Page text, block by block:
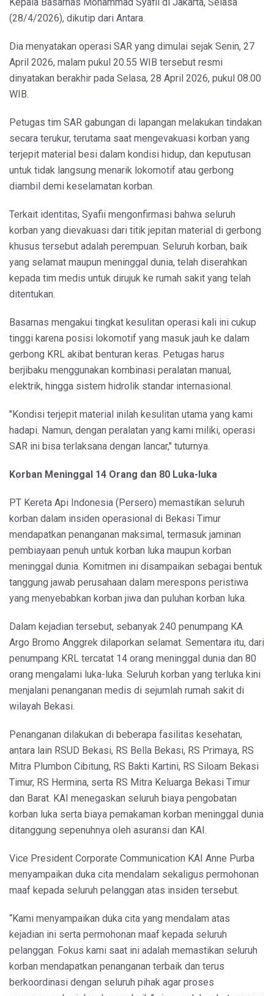
(28/4/2026), dikutip dari Antara.
Dia menyatakan operasi SAR yang dimulai sejak Senin, 27
April 2026, malam pukul 20.55 WIB tersebut resmi
dinyatakan berakhir pada Selasa, 28 April 2026, pukul 08.00
WIB.
Petugas tim SAR gabungan di lapangan melakukan tindakan
secara terukur, terutama saat mengevakuasi korban yang
terjepit material besi dalam kondisi hidup, dan keputusan
untuk tidak langsung menarik lokomotif atau gerbong
diambil demi keselamatan korban.
Terkait identitas, Syafii mengonfirmasi bahwa seluruh
korban yang dievakuasi dari titik jepitan material di gerbong
khusus tersebut adalah perempuan. Seluruh korban, baik
yang selamat maupun meninggal dunia, telah diserahkan
kepada tim medis untuk dirujuk ke rumah sakit yang telah
ditentukan.
Basarnas mengakui tingkat kesulitan operasi kali ini cukup
tinggi karena posisi lokomotif yang masuk jauh ke dalam
gerbong KRL akibat benturan keras. Petugas harus
berjibaku menggunakan kombinasi peralatan manual,
elektrik, hingga sistem hidrolik standar internasional.
"Kondisi terjepit material inilah kesulitan utama yang kami
hadapi. Namun, dengan peralatan yang kami miliki, operasi
SAR ini bisa terlaksana dengan lancar," tuturnya.
Korban Meninggal 14 Orang dan 80 Luka-luka
PT Kereta Api Indonesia (Persero) memastikan seluruh
korban dalam insiden operasional di Bekasi Timur
mendapatkan penanganan maksimal, termasuk jaminan
pembiayaan penuh untuk korban luka maupun korban
meninggal dunia. Komitmen ini disampaikan sebagai bentuk
tanggung jawab perusahaan dalam merespons peristiwa
yang menyebabkan korban jiwa dan puluhan korban luka.
Dalam kejadian tersebut, sebanyak 240 penumpang KA
Argo Bromo Anggrek dilaporkan selamat. Sementara itu, dari
penumpang KRL tercatat 14 orang meninggal dunia dan 80
orang mengalami luka-luka. Seluruh korban yang terluka kini
menjalani penanganan medis di sejumlah rumah sakit di
wilayah Bekasi.
Penanganan dilakukan di beberapa fasilitas kesehatan,
antara lain RSUD Bekasi, RS Bella Bekasi, RS Primaya, RS
Mitra Plumbon Cibitung, RS Bakti Kartini, RS Siloam Bekasi
Timur, RS Hermina, serta RS Mitra Keluarga Bekasi Timur
dan Barat. KAI menegaskan seluruh biaya pengobatan
korban luka serta biaya pemakaman korban meninggal dunia
ditanggung sepenuhnya oleh asuransi dan KAI.
Vice President Corporate Communication KAI Anne Purba
menyampaikan duka cita mendalam sekaligus permohonan
maaf kepada seluruh pelanggan atas insiden tersebut.
“Kami menyampaikan duka cita yang mendalam atas
kejadian ini serta permohonan maaf kepada seluruh
pelanggan. Fokus kami saat ini adalah memastikan seluruh
korban mendapatkan penanganan terbaik dan terus
berkoordinasi dengan seluruh pihak agar proses